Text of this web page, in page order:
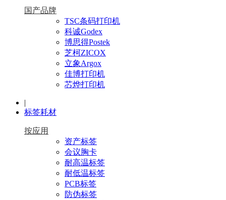
国产品牌
TSC条码打印机
科诚Godex
博思得Postek
芝柯ZICOX
立象Argox
佳博打印机
芯烨打印机
|
标签耗材
按应用
资产标签
会议胸卡
耐高温标签
耐低温标签
PCB标签
防伪标签